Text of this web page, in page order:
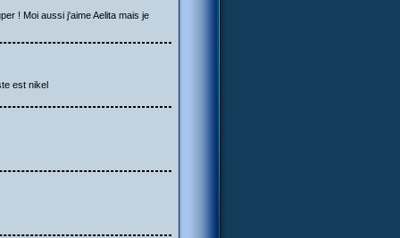
! Moi aussi j'aime Aelita mais je
est nikel